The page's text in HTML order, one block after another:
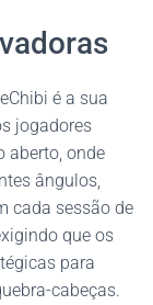
é a sua
jogadores
aberto, onde
ângulos,
cada sessão de
que os
para
cabeças.